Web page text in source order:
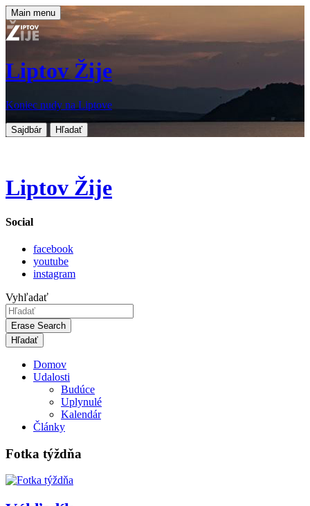
Main menu
Liptov Žije
Koniec nudy na Liptove
Sajdbár Hľadať
Liptov Žije
Social
facebook
youtube
instagram
Vyhľadať
Erase Search
Domov
Udalosti
Budúce
Uplynulé
Kalendár
Články
Fotka týždňa